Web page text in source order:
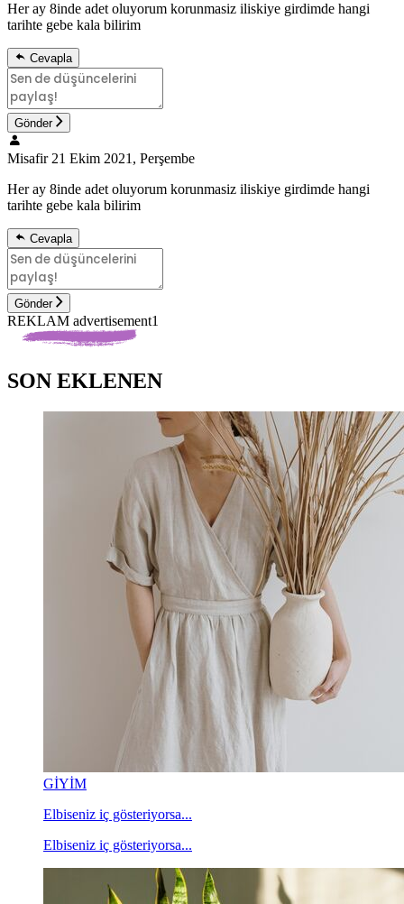
Her ay 8inde adet oluyorum korunmasiz iliskiye girdimde hangi
tarihte gebe kala bilirim
Cevapla
Gönder
Misafir 21 Ekim 2021, Perşembe
Her ay 8inde adet oluyorum korunmasiz iliskiye girdimde hangi
tarihte gebe kala bilirim
Cevapla
Gönder
REKLAM advertisement1
SON EKLENEN
GİYİM
Elbiseniz iç gösteriyorsa...
Elbiseniz iç gösteriyorsa...